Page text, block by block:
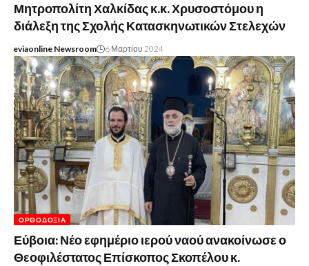
Μητροπολίτη Χαλκίδας κ.κ. Χρυσοστόμου η
διάλεξη της Σχολής Κατασκηνωτικών Στελεχών
eviaonline Newsroom 6 Μαρτίου 2024
ΟΡΘΟΔΟΞΊΑ
Εύβοια: Νέο εφημέριο ιερού ναού ανακοίνωσε ο
Θεοφιλέστατος Επίσκοπος Σκοπέλου κ.